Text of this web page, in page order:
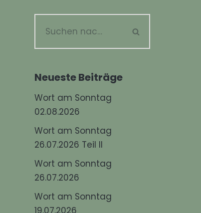
Neueste Beiträge
Wort am Sonntag
02.08.2026
Wort am Sonntag
26.07.2026 Teil II
Wort am Sonntag
26.07.2026
Wort am Sonntag
19.07.2026